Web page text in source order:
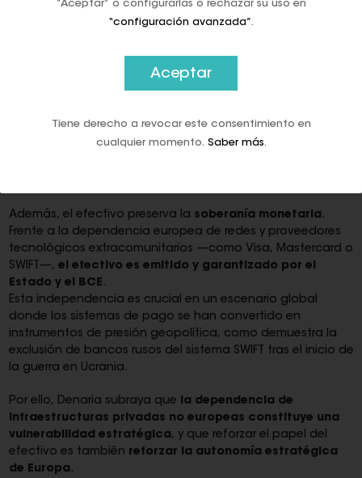
genera una vulnerabilidad sistémica
tecnológica. En palabras del BCE, es el único instrumento
Además, el efectivo preserva la soberanía monetaria .
Frente a la dependencia europea de redes y proveedores
tecnológicos extracomunitarios —como Visa, Mastercard o
SWIFT—, el efectivo es emitido y garantizado por el
Estado y el BCE .
Esta independencia es crucial en un escenario global
donde los sistemas de pago se han convertido en
instrumentos de presión geopolítica, como demuestra la
exclusión de bancos rusos del sistema SWIFT tras el inicio de
la guerra en Ucrania.
Por ello, Denaria subraya que la dependencia de
infraestructuras privadas no europeas constituye una
vulnerabilidad estratégica, y que reforzar el papel del
efectivo es también reforzar la autonomía estratégica
de Europa .
“Aceptar” o configurarlas o rechazar su uso en
“configuración avanzada”.
Aceptar
Tiene derecho a revocar este consentimiento en
cualquier momento. Saber más.